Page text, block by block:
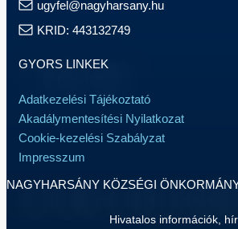
ugyfel@nagyharsany.hu
KRID: 443132749
GYORS LINKEK
Adatkezelési Tájékoztató
Akadálymentesítési Nyilatkozat
Cookie-kezelési Szabályzat
Impresszum
NAGYHARSÁNY KÖZSÉGI
Hivatalos információk,